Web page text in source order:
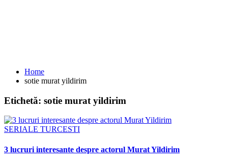
Home
sotie murat yildirim
Etichetă: sotie murat yildirim
SERIALE TURCESTI
3 lucruri interesante despre actorul Murat Yildirim